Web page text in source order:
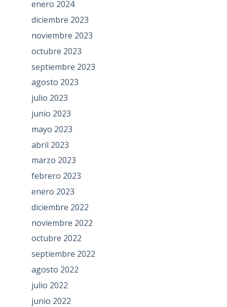
enero 2024
diciembre 2023
noviembre 2023
octubre 2023
septiembre 2023
agosto 2023
julio 2023
junio 2023
mayo 2023
abril 2023
marzo 2023
febrero 2023
enero 2023
diciembre 2022
noviembre 2022
octubre 2022
septiembre 2022
agosto 2022
julio 2022
junio 2022